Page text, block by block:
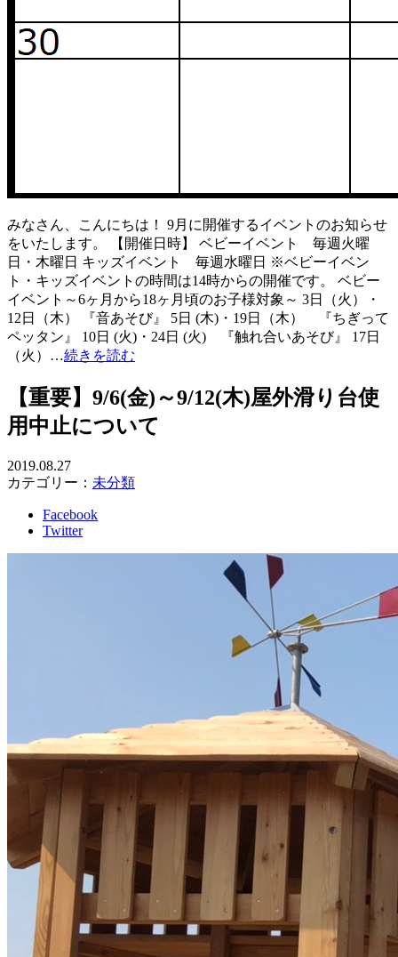
みなさん、こんにちは！ 9月に開催するイベントのお知らせ
をいたします。 【開催日時】 ベビーイベント 毎週火曜
日・木曜日 キッズイベント 毎週水曜日 ※ベビーイベン
ト・キッズイベントの時間は14時からの開催です。 ベビー
イベント～6ヶ月から18ヶ月頃のお子様対象～ 3日（火）・
12日（木） 『音あそび』 5日 (木)・19日（木） 『ちぎって
ペッタン』 10日 (火)・24日 (火) 『触れ合いあそび』 17日
（火）…続きを読む
【重要】9/6(金)～9/12(木)屋外滑り台使
用中止について
2019.08.27
カテゴリー： 未分類
Facebook
Twitter